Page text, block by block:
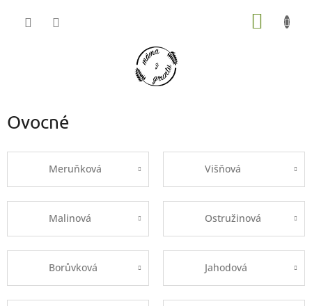
Ovocné
Meruňková Višňová
Malinová Ostružinová
Borůvková Jahodová